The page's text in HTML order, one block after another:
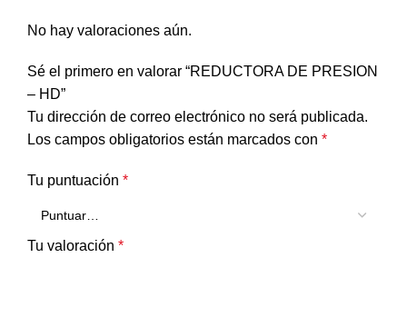
No hay valoraciones aún.
Sé el primero en valorar “REDUCTORA DE PRESION
– HD”
Tu dirección de correo electrónico no será publicada.
Los campos obligatorios están marcados con *
Tu puntuación *
Tu valoración *